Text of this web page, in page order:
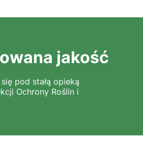
jakość
pod stałą opieką
Ochrony Roślin i